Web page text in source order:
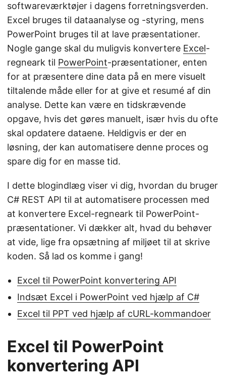
softwareværktøjer i dagens forretningsverden.
Excel bruges til dataanalyse og -styring, mens
PowerPoint bruges til at lave præsentationer.
Nogle gange skal du muligvis konvertere Excel-
regneark til PowerPoint-præsentationer, enten
for at præsentere dine data på en mere visuelt
tiltalende måde eller for at give et resumé af din
analyse. Dette kan være en tidskrævende
opgave, hvis det gøres manuelt, især hvis du ofte
skal opdatere dataene. Heldigvis er der en
løsning, der kan automatisere denne proces og
spare dig for en masse tid.
I dette blogindlæg viser vi dig, hvordan du bruger
C# REST API til at automatisere processen med
at konvertere Excel-regneark til PowerPoint-
præsentationer. Vi dækker alt, hvad du behøver
at vide, lige fra opsætning af miljøet til at skrive
koden. Så lad os komme i gang!
Excel til PowerPoint konvertering API
Indsæt Excel i PowerPoint ved hjælp af C#
Excel til PPT ved hjælp af cURL-kommandoer
Excel til PowerPoint
konvertering API